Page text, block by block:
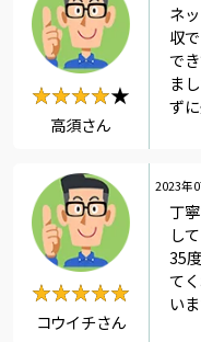
★★★★★
★★★★
高須さん
ネ
収
で
ま
ず
2023年
★★★★★
★★★★★
コウイチさん
丁
し
35
て
い